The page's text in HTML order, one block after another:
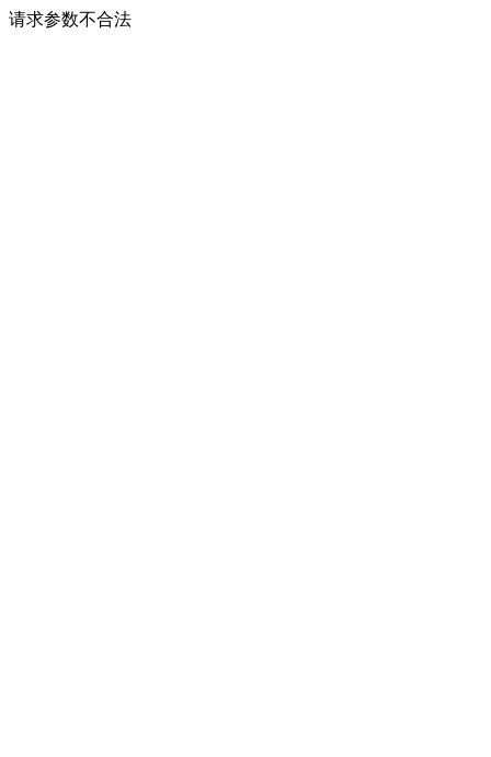
请求参数不合法